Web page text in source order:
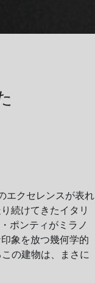
エクセレンスが表れ
続けてきたイタリ
・ポンティがミラノ
象を放つ幾何学的
の建物は、まさに